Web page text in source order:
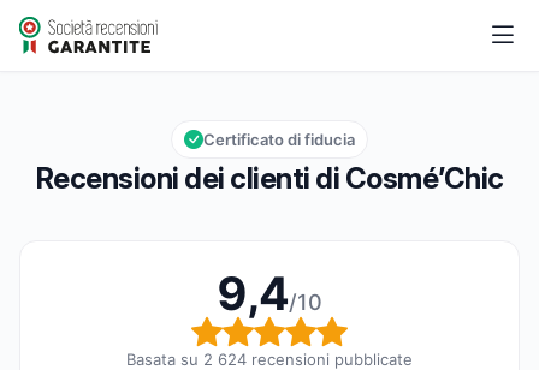
Cosmé’Chic
Valutazione globale: 9,4 su 10
9,4/10
Recensioni dei clienti di Cosmé’Chic
Certificato di fiducia
9,4/10
Valutazione globale:
Basata su 2 624 recensioni pubblicate